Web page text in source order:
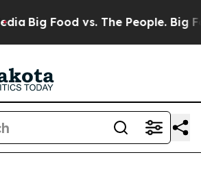
Big Food vs. The People. Big